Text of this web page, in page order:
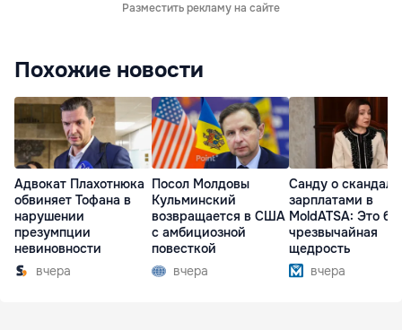
Разместить рекламу на сайте
Похожие новости
Адвокат Плахотнюка
обвиняет Тофана в
нарушении
презумпции
невиновности
вчера
Посол Молдовы
Кульминский
возвращается в США
с амбициозной
повесткой
вчера
Санду о
зарплатами в
MoldATSA: Это
чрезвычайная
щедрость
вчера